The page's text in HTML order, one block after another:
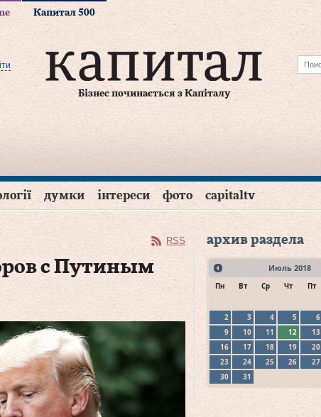
Капитал 500
Бізнес починається з Капіталу
думки інтереси фото capitaltv
RSS
с Путиным
архив раздела
Июль 2018
Пн Вт Ср Чт Пт
2
3 4 5 6
9
10 11 12 13
16
17 18 19 20
23
24 25 26 27
30
31